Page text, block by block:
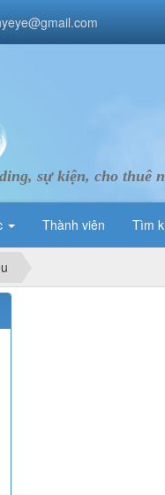
sự kiện, cho thuê
Thành viên Tìm